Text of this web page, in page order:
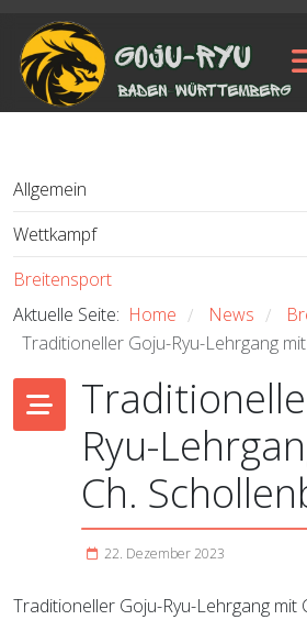
Allgemein
Wettkampf
Breitensport
Aktuelle Seite: Home / News /
Traditioneller Goju-Ryu-Lehrgang
Ryu-
Ch.
22. Dezember 2023
Traditioneller Goju-Ryu-Lehrgang mit